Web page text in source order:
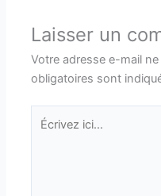
Laisser un
Votre adresse e-mail
obligatoires sont
Écrivez
ici…